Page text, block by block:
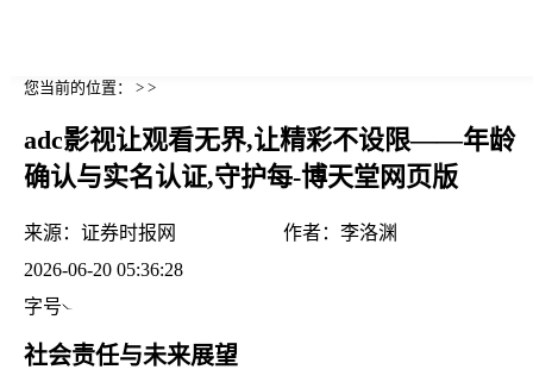
您当前的位置： > >
adc影视让观看无界,让精彩不设限——年龄
确认与实名认证,守护每-博天堂网页版
来源： 证券时报网 作者： 李洛渊
2026-06-20 05:36:28
字号
社会责任与未来展望